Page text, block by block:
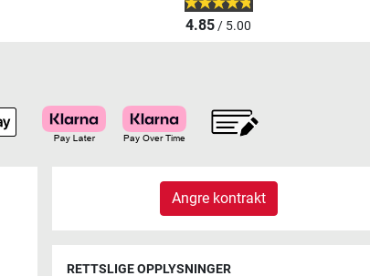
4.85/ 5.00
Angre kontrakt
RETTSLIGE OPPLYSNINGER